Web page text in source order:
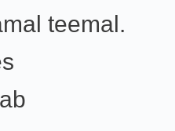
teemal.